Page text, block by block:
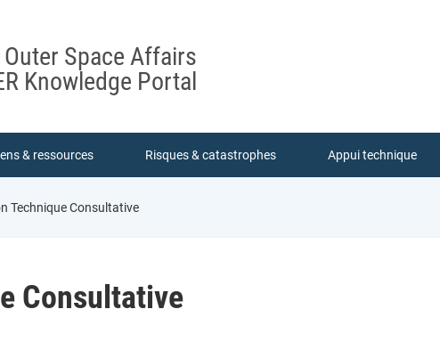
Space Affairs
Knowledge Portal
& ressources Risques & catastrophes Appui technique
Technique Consultative
Consultative